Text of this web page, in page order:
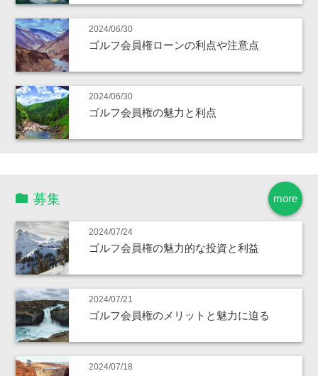
2024/06/30
ゴルフ会員権ローンの利点や注意点
2024/06/30
ゴルフ会員権の魅力と利点
more
募集
2024/07/24
ゴルフ会員権の魅力的な投資と利益
2024/07/21
ゴルフ会員権のメリットと魅力に迫る
2024/07/18